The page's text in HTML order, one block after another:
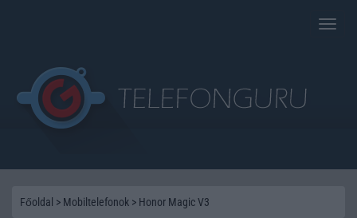
Toggle
Főoldal > Mobiltelefonok > Honor Magic V3